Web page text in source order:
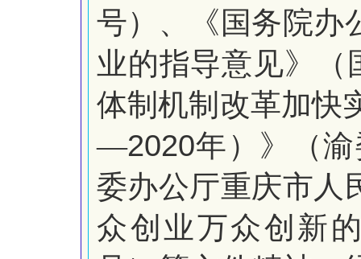
号）、《国务院办
业的指导意见》（
体制机制改革加快
―2020年）》（
委办公厅重庆市人
众创业万众创新